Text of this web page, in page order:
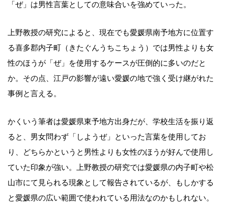
「ぜ」は男性言葉としての意味合いを強めていった。
上野教授の研究によると、現在でも愛媛県南予地方に位置す
る喜多郡内子町（きたぐんうちこちょう）では男性よりも女
性のほうが「ぜ」を使用するケースが圧倒的に多いのだと
か。その点、江戸の影響が遠い愛媛の地で強く受け継がれた
事例と言える。
かくいう筆者は愛媛県東予地方出身だが、学校生活を振り返
ると、男女問わず「しようぜ」といった言葉を使用してお
り、どちらかというと男性よりも女性のほうが好んで使用し
ていた印象が強い。上野教授の研究では愛媛県の内子町や松
山市にて見られる現象として報告されているが、もしかする
と愛媛県の広い範囲で使われている用法なのかもしれない。